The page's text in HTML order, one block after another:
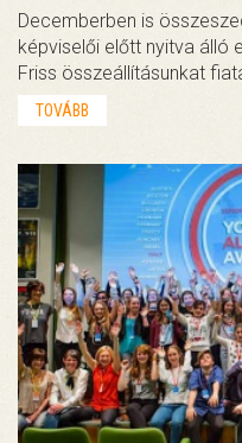
Decemberben is
képviselői előtt nyitva álló
Friss összeállításunkat
TOVÁBB